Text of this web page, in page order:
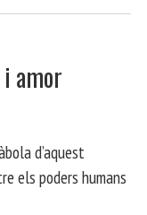
amor
d’aquest
els poders humans